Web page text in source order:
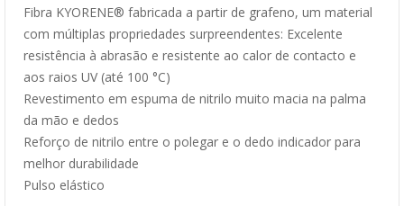
Fibra KYORENE® fabricada a partir de grafeno, um material
com múltiplas propriedades surpreendentes: Excelente
resistência à abrasão e resistente ao calor de contacto e
aos raios UV (até 100 °C)
Revestimento em espuma de nitrilo muito macia na palma
da mão e dedos
Reforço de nitrilo entre o polegar e o dedo indicador para
melhor durabilidade
Pulso elástico